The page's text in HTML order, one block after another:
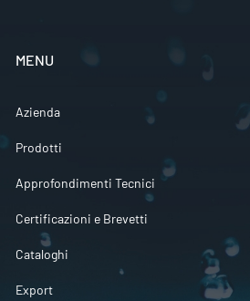
MENU
Azienda
Prodotti
Approfondimenti Tecnici
Certificazioni e Brevetti
Cataloghi
Export